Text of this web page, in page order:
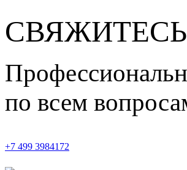
по всем
+7 499 3984172